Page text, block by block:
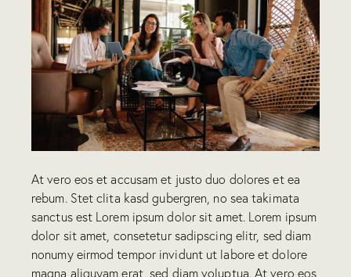
At vero eos et accusam et justo duo dolores et ea
rebum. Stet clita kasd gubergren, no sea takimata
sanctus est Lorem ipsum dolor sit amet. Lorem ipsum
dolor sit amet, consetetur sadipscing elitr, sed diam
nonumy eirmod tempor invidunt ut labore et dolore
magna aliquyam erat, sed diam voluptua. At vero eos